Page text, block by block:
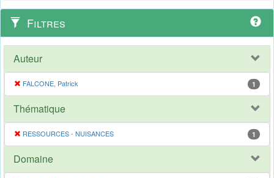
Filtres
Auteur
FALCONE, Patrick 1
Thématique
RESSOURCES - NUISANCES 1
Domaine